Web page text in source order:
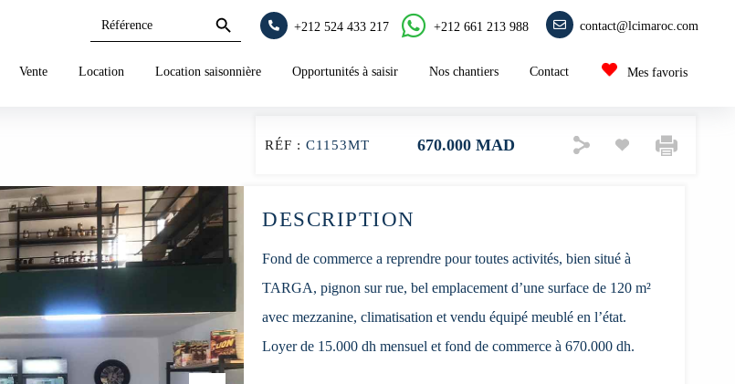
for:
Search
Button
+212 524 433 217 +212 661 213 988 contact@lcimaroc.com
Vente Location Location saisonnière Opportunités à saisir Nos chantiers Contact Mes favoris
RÉF : C1153MT 670.000 MAD
DESCRIPTION
Fond de commerce a reprendre pour toutes activités, bien situé à
TARGA, pignon sur rue, bel emplacement d’une surface de 120 m²
avec mezzanine, climatisation et vendu équipé meublé en l’état.
Loyer de 15.000 dh mensuel et fond de commerce à 670.000 dh.